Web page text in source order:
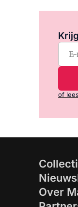
of
Over